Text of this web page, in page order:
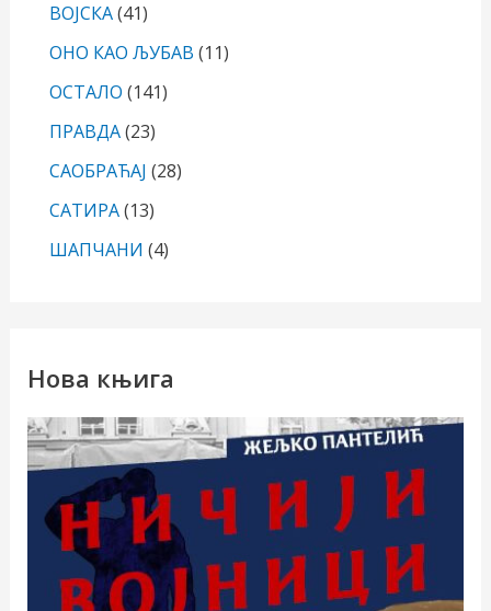
ВОЈСКА(41)
ОНО КАО ЉУБАВ (11)
ОСТАЛО (141)
ПРАВДА(23)
САОБРАЋАЈ (28)
САТИРА(13)
ШАПЧАНИ (4)
Нова књига